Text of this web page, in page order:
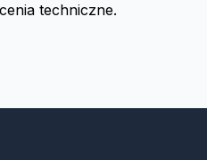
techniczne.